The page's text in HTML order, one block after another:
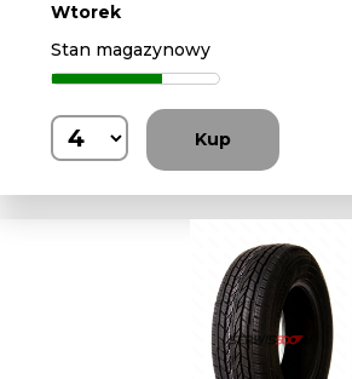
Wtorek
Stan magazynowy
Kup